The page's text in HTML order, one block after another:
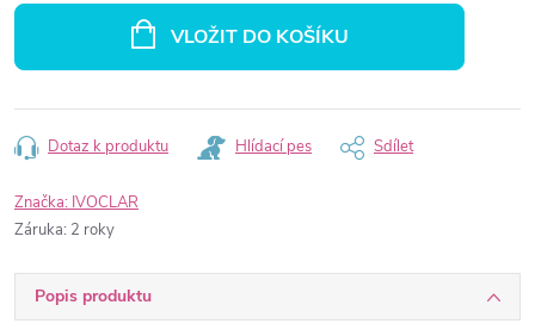
VLOŽIT DO KOŠÍKU
Dotaz k produktu Hlídací pes Sdílet
Značka: IVOCLAR
Záruka: 2 roky
Popis produktu